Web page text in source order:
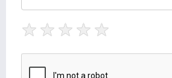
★ ★ ★ ★ ★